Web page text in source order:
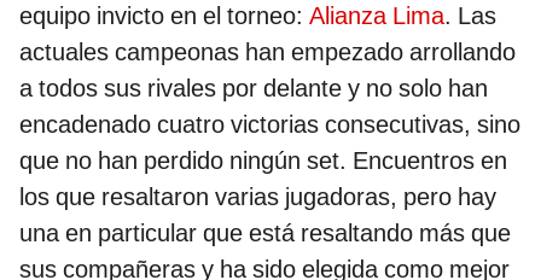
equipo invicto en el torneo: Alianza Lima. Las
actuales campeonas han empezado arrollando
a todos sus rivales por delante y no solo han
encadenado cuatro victorias consecutivas, sino
que no han perdido ningún set. Encuentros en
los que resaltaron varias jugadoras, pero hay
una en particular que está resaltando más que
sus compañeras y ha sido elegida como mejor